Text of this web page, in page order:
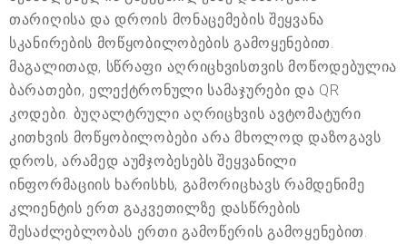
თარიღისა და დროის მონაცემების შეყვანა
სკანირების მოწყობილობების გამოყენებით.
მაგალითად, სწრაფი აღრიცხვისთვის მოწოდებულია
ბარათები, ელექტრონული სამაჯურები და QR
კოდები. ბუღალტრული აღრიცხვის ავტომატური
კითხვის მოწყობილობები არა მხოლოდ დაზოგავს
დროს, არამედ აუმჯობესებს შეყვანილი
ინფორმაციის ხარისხს, გამორიცხავს რამდენიმე
კლიენტის ერთ გაკვეთილზე დასწრების
შესაძლებლობას ერთი გამოწერის გამოყენებით.